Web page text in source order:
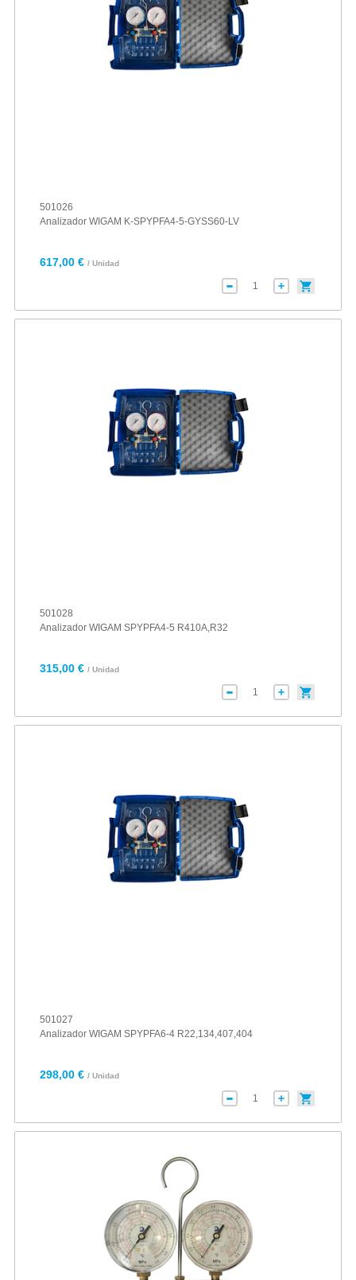
501026
Analizador WIGAM K-SPYPFA4-5-GYSS60-LV
617,00 € / Unidad
501028
Analizador WIGAM SPYPFA4-5 R410A,R32
315,00 € / Unidad
501027
Analizador WIGAM SPYPFA6-4 R22,134,407,404
298,00 € / Unidad